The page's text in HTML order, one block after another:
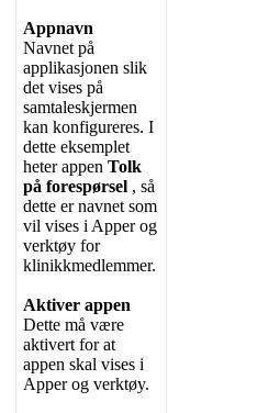
Appnavn
Navnet på
applikasjonen slik
det vises på
samtaleskjermen
kan konfigureres. I
dette eksemplet
heter appen Tolk
på forespørsel , så
dette er navnet som
vil vises i Apper og
verktøy for
klinikkmedlemmer.
Aktiver appen
Dette må være
aktivert for at
appen skal vises i
Apper og verktøy.